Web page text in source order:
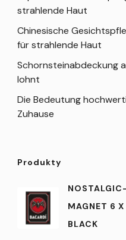
strahlende Haut
Chinesische
für strahlende Haut
Schornsteinabdeckung
lohnt
Die Bedeutung
Zuhause
Produkty
MAGNET 6
BLACK